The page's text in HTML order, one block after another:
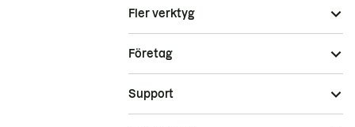
Fler verktyg
Företag
Support